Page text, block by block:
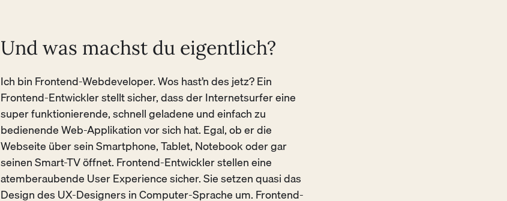
Und was machst du eigentlich?
Ich bin Frontend-Webdeveloper. Wos hast’n des jetz? Ein
Frontend-Entwickler stellt sicher, dass der Internetsurfer eine
super funktionierende, schnell geladene und einfach zu
bedienende Web-Applikation vor sich hat. Egal, ob er die
Webseite über sein Smartphone, Tablet, Notebook oder gar
seinen Smart-TV öffnet. Frontend-Entwickler stellen eine
atemberaubende UserExperiencesicher. Sie setzen quasi das
Design des UX-Designers in Computer-Sprache um. Frontend-